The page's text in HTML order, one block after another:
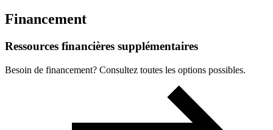
Financement
Ressources financières supplémentaires
Besoin de financement? Consultez toutes les options possibles.